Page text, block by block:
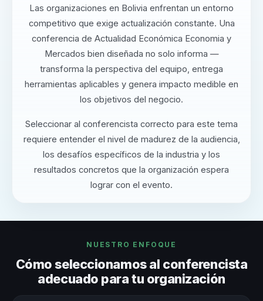
Las organizaciones en Bolivia enfrentan un entorno
competitivo que exige actualización constante. Una
conferencia de Actualidad Económica Economia y
Mercados bien diseñada no solo informa —
transforma la perspectiva del equipo, entrega
herramientas aplicables y genera impacto medible en
los objetivos del negocio.
Seleccionar al conferencista correcto para este tema
requiere entender el nivel de madurez de la audiencia,
los desafíos específicos de la industria y los
resultados concretos que la organización espera
lograr con el evento.
NUESTRO ENFOQUE
Cómo seleccionamos al conferencista
adecuado para tu organización